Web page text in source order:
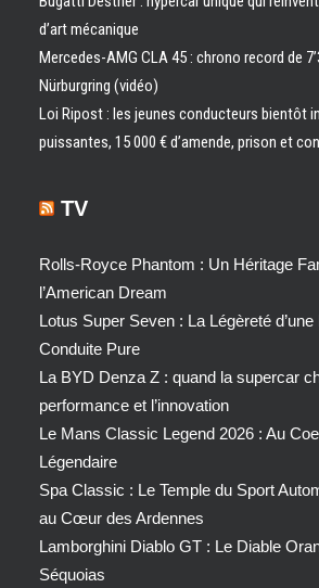
d’art mécanique
Mercedes-AMG CLA 45 : chrono record de
Nürburgring (vidéo)
Loi Ripost : les jeunes conducteurs bientôt
puissantes, 15 000 € d’amende, prison et
TV
Rolls-Royce Phantom : Un Héritage
l’American Dream
Lotus Super Seven : La Légèreté
Conduite Pure
La BYD Denza Z : quand la supercar
performance et l’innovation
Le Mans Classic Legend 2026 : Au
Légendaire
Spa Classic : Le Temple du Sport
au Cœur des Ardennes
Lamborghini Diablo GT : Le Diable
Séquoias